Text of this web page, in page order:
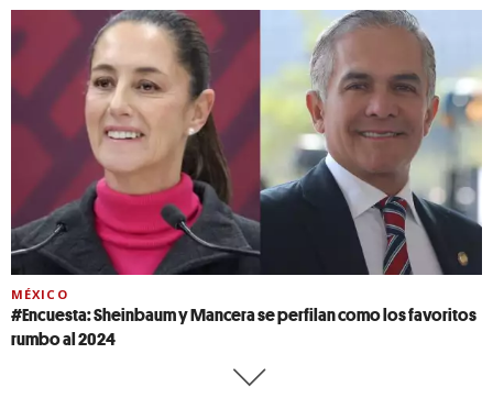
MÉXICO
#Encuesta: Sheinbaum y Mancera se perfilan como los favoritos
rumbo al 2024